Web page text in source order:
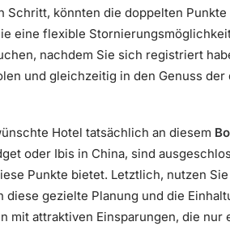
Schritt, könnten die doppelten
eine flexible
nachdem Sie sich registriert
und gleichzeitig in den Genuss der
Hotel tatsächlich an diesem
oder Ibis in China, sind
Punkte bietet. Letztlich, nutzen
gezielte Planung und die
mit attraktiven Einsparungen, die nur